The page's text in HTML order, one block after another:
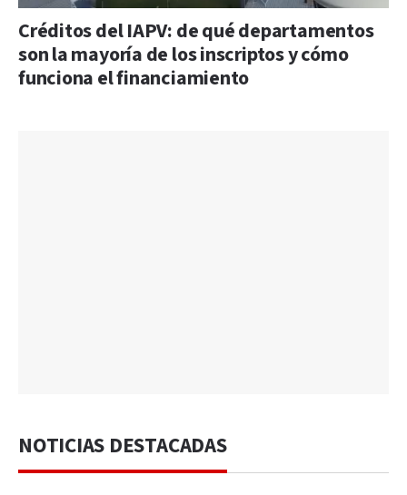
Créditos del IAPV: de qué departamentos
son la mayoría de los inscriptos y cómo
funciona el financiamiento
NOTICIAS DESTACADAS